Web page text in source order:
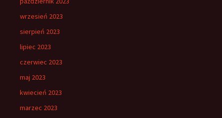
wrzesień 2023
sierpień 2023
lipiec 2023
czerwiec 2023
maj 2023
kwiecień 2023
marzec 2023